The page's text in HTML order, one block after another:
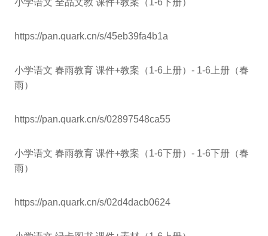
小学语文 全品文教 课件+教案（1-6下册）
https://pan.quark.cn/s/45eb39fa4b1a
小学语文 春雨教育 课件+教案（1-6上册）- 1-6上册（春
雨）
https://pan.quark.cn/s/02897548ca55
小学语文 春雨教育 课件+教案（1-6下册）- 1-6下册（春
雨）
https://pan.quark.cn/s/02d4dacb0624